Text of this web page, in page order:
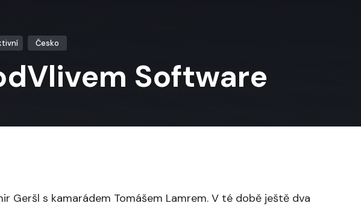
Česko
Software
Geršl s kamarádem Tomášem Lamrem. V té době ještě dva